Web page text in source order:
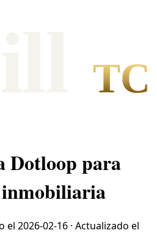
TC
Dotloop para
el 2026-02-16 · Actualizado el